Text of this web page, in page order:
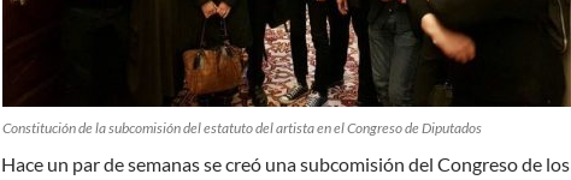
Constitución de la subcomisión del estatuto del artista en el Congreso de Diputados
Hace un par de semanas se creó una subcomisión del Congreso de los